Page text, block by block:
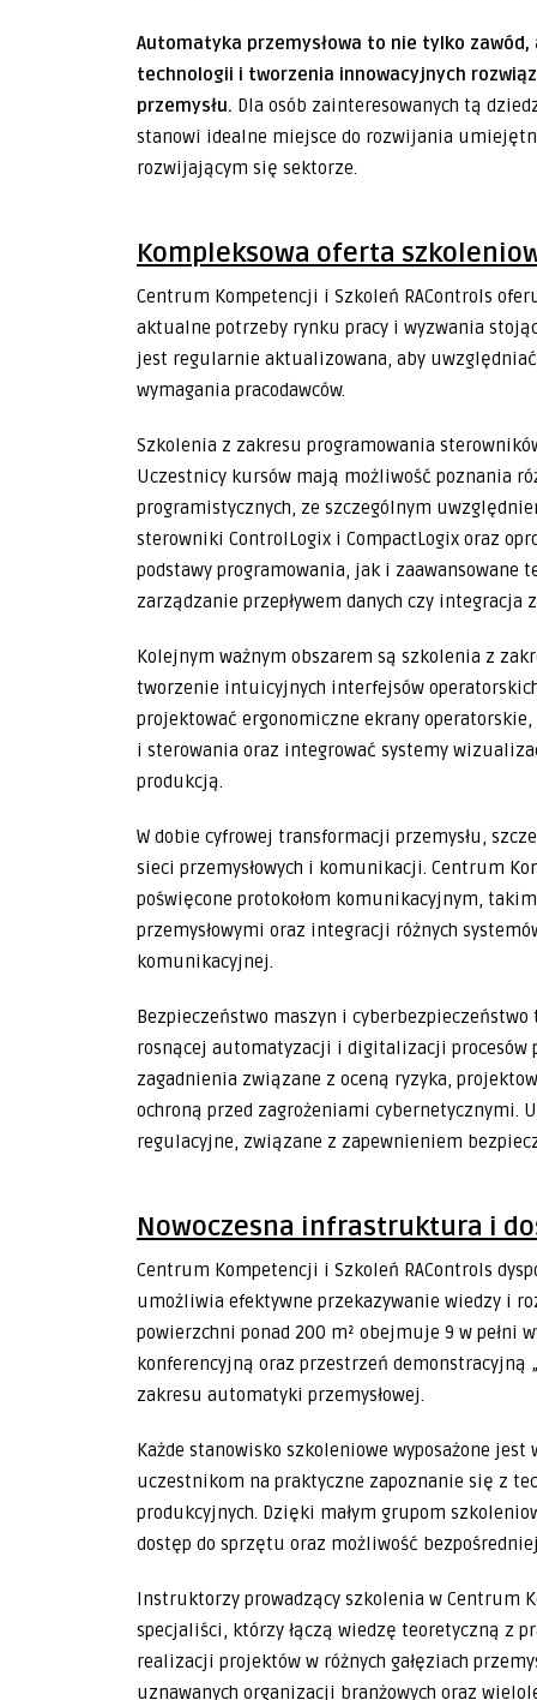
Automatyka przemysłowa to nie tylko
technologii i tworzenia innowacyjnych
przemysłu. Dla osób zainteresowanych tą
stanowi idealne miejsce do rozwijania
rozwijającym się sektorze.
Kompleksowa oferta
Centrum Kompetencji i Szkoleń RAControls
aktualne potrzeby rynku pracy i wyzwania
jest regularnie aktualizowana, aby
wymagania pracodawców.
Szkolenia z zakresu programowania
Uczestnicy kursów mają możliwość poznania
programistycznych, ze szczególnym
sterowniki ControlLogix i CompactLogix oraz
podstawy programowania, jak i
zarządzanie przepływem danych czy integracja
Kolejnym ważnym obszarem są szkolenia z
tworzenie intuicyjnych interfejsów
projektować ergonomiczne ekrany
i sterowania oraz integrować systemy
produkcją.
W dobie cyfrowej transformacji przemysłu,
sieci przemysłowych i komunikacji. Centrum
poświęcone protokołom komunikacyjnym,
przemysłowymi oraz integracji różnych
komunikacyjnej.
Bezpieczeństwo maszyn i
rosnącej automatyzacji i digitalizacji procesów
zagadnienia związane z oceną ryzyka,
ochroną przed zagrożeniami cybernetycznymi.
regulacyjne, związane z zapewnieniem
Nowoczesna infrastruktura i
Centrum Kompetencji i Szkoleń RAControls
umożliwia efektywne przekazywanie wiedzy i
powierzchni ponad 200 m² obejmuje 9 w pełni
konferencyjną oraz przestrzeń demonstracyjną
zakresu automatyki przemysłowej.
Każde stanowisko szkoleniowe wyposażone
uczestnikom na praktyczne zapoznanie się z
produkcyjnych. Dzięki małym grupom
dostęp do sprzętu oraz możliwość
Instruktorzy prowadzący szkolenia w Centrum
specjaliści, którzy łączą wiedzę teoretyczną z
realizacji projektów w różnych gałęziach
uznawanych organizacji branżowych oraz